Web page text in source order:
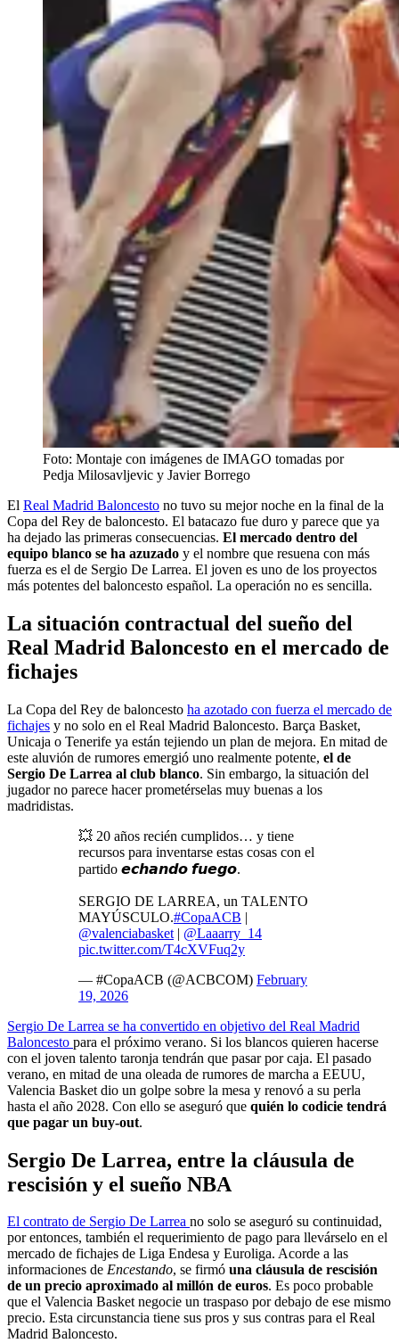
Foto: Montaje con imágenes de IMAGO tomadas por
Pedja Milosavljevic y Javier Borrego
El Real Madrid Baloncesto no tuvo su mejor noche en la final de la
Copa del Rey de baloncesto. El batacazo fue duro y parece que ya
ha dejado las primeras consecuencias. El mercado dentro del
equipo blanco se ha azuzado y el nombre que resuena con más
fuerza es el de Sergio De Larrea. El joven es uno de los proyectos
más potentes del baloncesto español. La operación no es sencilla.
La situación contractual del sueño del
Real Madrid Baloncesto en el mercado de
fichajes
La Copa del Rey de baloncesto ha azotado con fuerza el mercado de
fichajes y no solo en el Real Madrid Baloncesto. Barça Basket,
Unicaja o Tenerife ya están tejiendo un plan de mejora. En mitad de
este aluvión de rumores emergió uno realmente potente, el de
Sergio De Larrea al club blanco. Sin embargo, la situación del
jugador no parece hacer prometérselas muy buenas a los
madridistas.
💥 20 años recién cumplidos… y tiene
recursos para inventarse estas cosas con el
partido 𝙚𝙘𝙝𝙖𝙣𝙙𝙤 𝙛𝙪𝙚𝙜𝙤.
SERGIO DE LARREA, un TALENTO
MAYÚSCULO.#CopaACB |
@valenciabasket | @Laaarry_14
pic.twitter.com/T4cXVFuq2y
— #CopaACB (@ACBCOM) February
19, 2026
Sergio De Larrea se ha convertido en objetivo del Real Madrid
Baloncesto para el próximo verano. Si los blancos quieren hacerse
con el joven talento taronja tendrán que pasar por caja. El pasado
verano, en mitad de una oleada de rumores de marcha a EEUU,
Valencia Basket dio un golpe sobre la mesa y renovó a su perla
hasta el año 2028. Con ello se aseguró que quién lo codicie tendrá
que pagar un buy-out.
Sergio De Larrea, entre la cláusula de
rescisión y el sueño NBA
El contrato de Sergio De Larrea no solo se aseguró su continuidad,
por entonces, también el requerimiento de pago para llevárselo en el
mercado de fichajes de Liga Endesa y Euroliga. Acorde a las
informaciones de Encestando, se firmó una cláusula de rescisión
de un precio aproximado al millón de euros. Es poco probable
que el Valencia Basket negocie un traspaso por debajo de ese mismo
precio. Esta circunstancia tiene sus pros y sus contras para el Real
Madrid Baloncesto.